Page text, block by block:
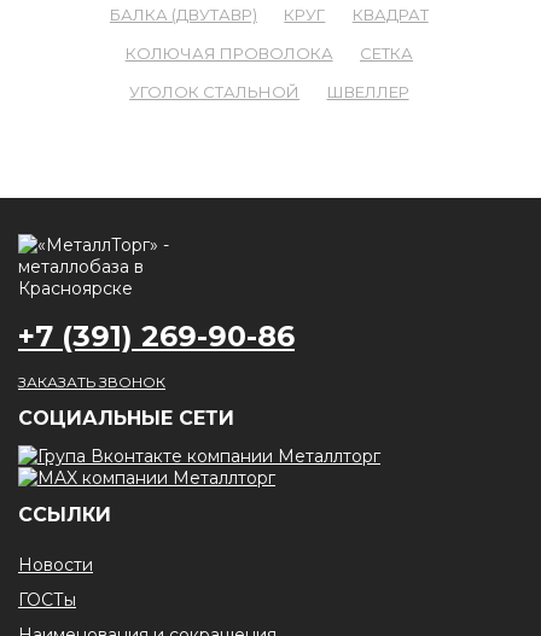
БАЛКА (ДВУТАВР)
КРУГ
КВАДРАТ
КОЛЮЧАЯ ПРОВОЛОКА
СЕТКА
УГОЛОК СТАЛЬНОЙ
ШВЕЛЛЕР
+7 (391) 269-90-86
ЗАКАЗАТЬ ЗВОНОК
CОЦИАЛЬНЫЕ СЕТИ
ССЫЛКИ
Новости
ГОСТы